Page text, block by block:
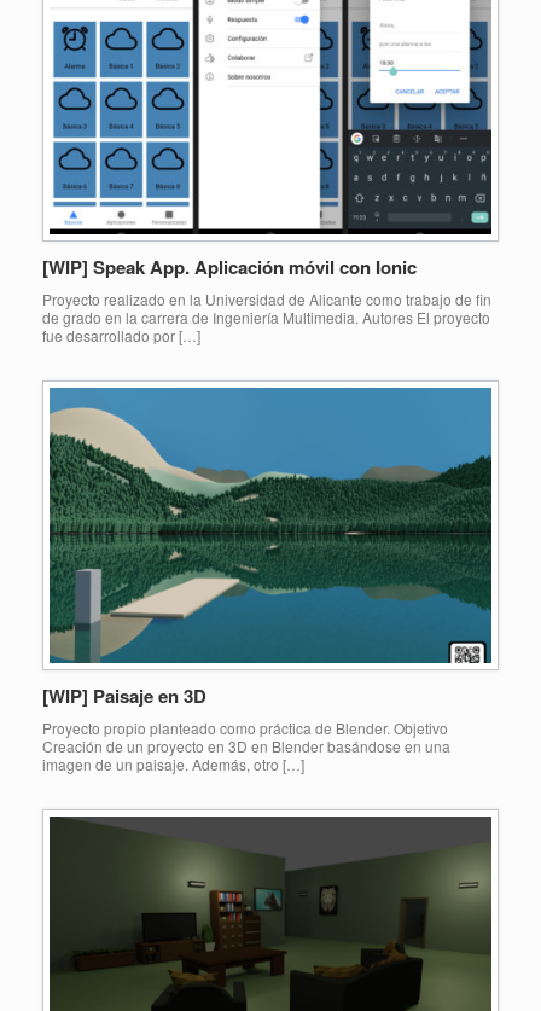
[WIP] Speak App. Aplicación móvil con Ionic
Proyecto realizado en la Universidad de Alicante como trabajo de fin
de grado en la carrera de Ingeniería Multimedia. Autores El proyecto
fue desarrollado por […]
[WIP] Paisaje en 3D
Proyecto propio planteado como práctica de Blender. Objetivo
Creación de un proyecto en 3D en Blender basándose en una
imagen de un paisaje. Además, otro […]